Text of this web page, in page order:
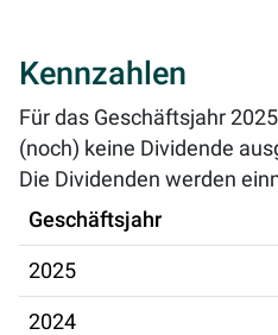
Kennzahlen
Für das Geschäftsjahr
(noch) keine Dividende
Die Dividenden werden
Geschäftsjahr
2025
2024